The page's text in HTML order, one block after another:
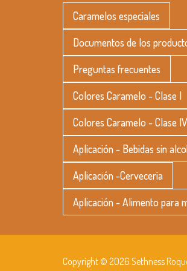
Caramelos especiales
Documentos de los
Preguntas frecuentes
Colores Caramelo - Clase I
Colores Caramelo - Clase IV
Aplicación - Bebidas sin
Aplicación -Cervecería
Aplicación - Alimento para
Copyright © 2026 Sethness